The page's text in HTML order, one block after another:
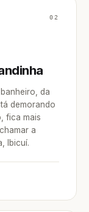
02
da
demorando
fica mais
a
Ibicuí.